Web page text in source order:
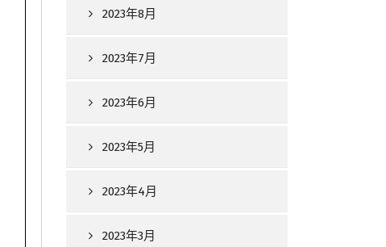
2023年8月
2023年7月
2023年6月
2023年5月
2023年4月
2023年3月